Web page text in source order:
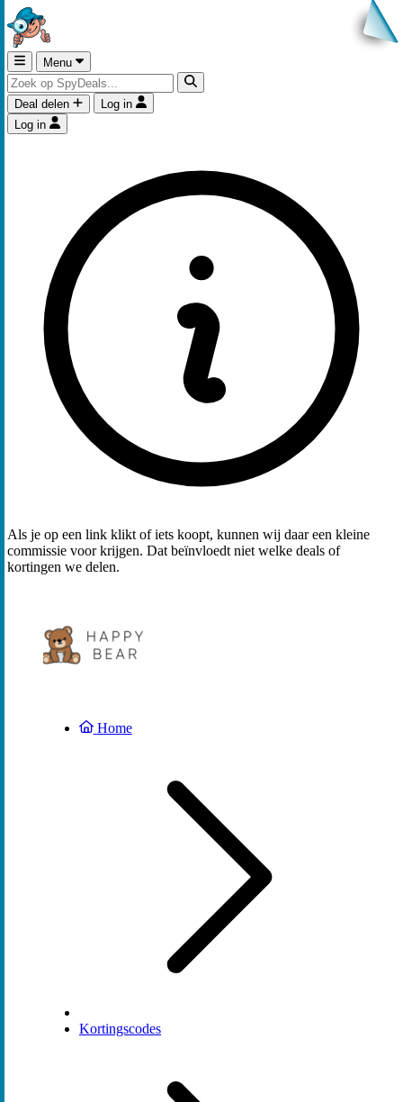
Menu
Deal delen
Log in
Log in
Als je op een link klikt of iets koopt, kunnen wij daar een kleine
commissie voor krijgen. Dat beïnvloedt niet welke deals of
kortingen we delen.
Home
Kortingscodes